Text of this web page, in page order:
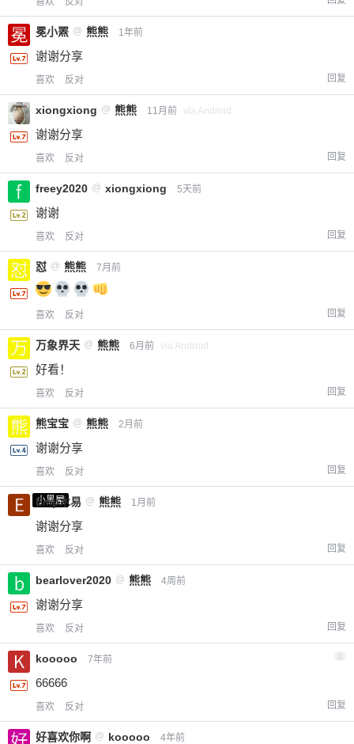
冕小罴 @ 熊熊 1年前
谢谢分享
喜欢 反对 回复
xiongxiong @ 熊熊 11月前 via Android
谢谢分享
喜欢 反对 回复
freey2020 @ xiongxiong 5天前
谢谢
喜欢 反对 回复
怼 @ 熊熊 7月前
喜欢 反对 回复
万象界天 @ 熊熊 6月前 via Android
好看！
喜欢 反对 回复
熊宝宝 @ 熊熊 2月前
谢谢分享
喜欢 反对 回复
小黑屋
Emp木易 @ 熊熊 1月前
谢谢分享
喜欢 反对 回复
bearlover2020 @ 熊熊 4周前
谢谢分享
喜欢 反对 回复
kooooo 7年前 2
66666
喜欢 反对 回复
好喜欢你啊 @ kooooo 4年前